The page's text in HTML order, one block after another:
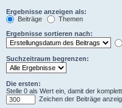
Ergebnisse anzeigen als:
Beiträge
Themen
Ergebnisse sortieren nach:
Suchzeitraum begrenzen:
Die ersten:
Stelle 0 als Wert ein, damit der
Zeichen der Beiträge